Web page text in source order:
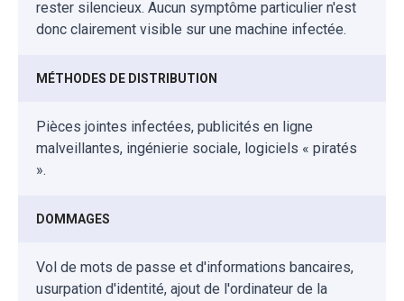
rester silencieux. Aucun symptôme particulier n'est
donc clairement visible sur une machine infectée.
MÉTHODES DE DISTRIBUTION
Pièces jointes infectées, publicités en ligne
malveillantes, ingénierie sociale, logiciels « piratés
».
DOMMAGES
Vol de mots de passe et d'informations bancaires,
usurpation d'identité, ajout de l'ordinateur de la